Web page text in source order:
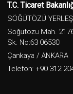
T.C. Ticaret
SÖĞÜTÖZÜ
Söğütözü Mah.
Sk. No:63 06530
Çankaya / ANKARA
Telefon: +90 312